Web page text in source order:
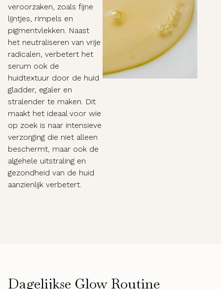
veroorzaken, zoals fijne
lijntjes, rimpels en
pigmentvlekken. Naast
het neutraliseren van vrije
radicalen, verbetert het
serum ook de
huidtextuur door de huid
gladder, egaler en
stralender te maken. Dit
maakt het ideaal voor wie
op zoek is naar intensieve
verzorging die niet alleen
beschermt, maar ook de
algehele uitstraling en
gezondheid van de huid
aanzienlijk verbetert.
Dagelijkse Glow Routine